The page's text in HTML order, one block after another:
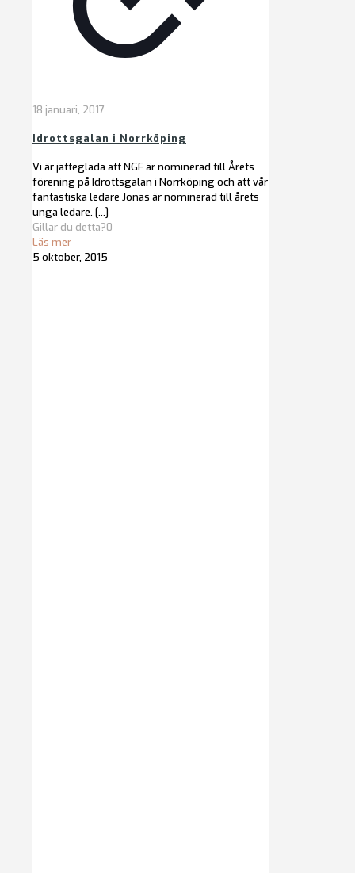
18 januari, 2017
Idrottsgalan i Norrköping
Vi är jätteglada att NGF är nominerad till Årets
förening på Idrottsgalan i Norrköping och att vår
fantastiska ledare Jonas är nominerad till årets
unga ledare. […]
Gillar du detta?0
Läs mer
5 oktober, 2015